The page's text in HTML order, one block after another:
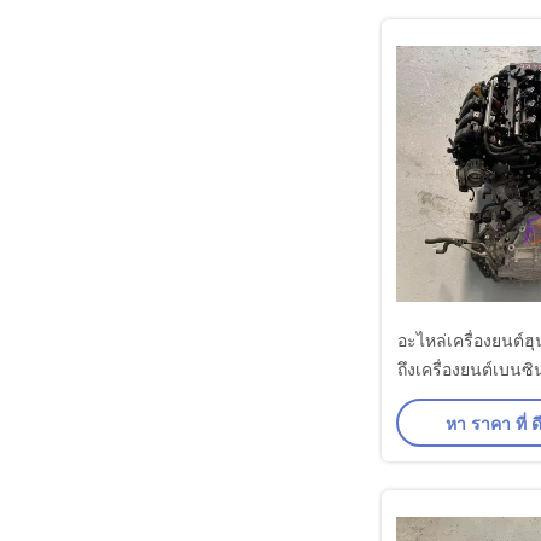
อะไหล่เครื่องยนต์
ถึงเครื่องยนต์เบนซิ
G4KD ขนาด 2.4
เสถีย
หา ราคา ที่